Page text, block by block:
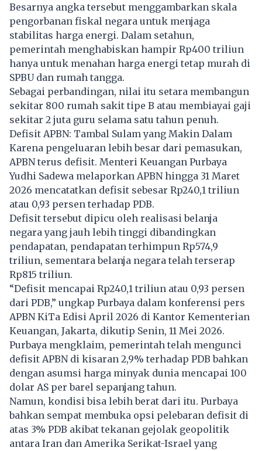
Besarnya angka tersebut menggambarkan skala
pengorbanan fiskal negara untuk menjaga
stabilitas harga energi. Dalam setahun,
pemerintah menghabiskan hampir Rp400 triliun
hanya untuk menahan harga energi tetap murah di
SPBU dan rumah tangga.
Sebagai perbandingan, nilai itu setara membangun
sekitar 800 rumah sakit tipe B atau membiayai gaji
sekitar 2 juta guru selama satu tahun penuh.
Defisit APBN: Tambal Sulam yang Makin Dalam
Karena pengeluaran lebih besar dari pemasukan,
APBN terus defisit. Menteri Keuangan Purbaya
Yudhi Sadewa melaporkan APBN hingga 31 Maret
2026 mencatatkan defisit sebesar Rp240,1 triliun
atau 0,93 persen terhadap PDB.
Defisit tersebut dipicu oleh realisasi belanja
negara yang jauh lebih tinggi dibandingkan
pendapatan, pendapatan terhimpun Rp574,9
triliun, sementara belanja negara telah terserap
Rp815 triliun.
“Defisit mencapai Rp240,1 triliun atau 0,93 persen
dari PDB,” ungkap Purbaya dalam konferensi pers
APBN KiTa Edisi April 2026 di Kantor Kementerian
Keuangan, Jakarta, dikutip Senin, 11 Mei 2026.
Purbaya mengklaim, pemerintah telah mengunci
defisit APBN di kisaran 2,9% terhadap PDB bahkan
dengan asumsi harga minyak dunia mencapai 100
dolar AS per barel sepanjang tahun.
Namun, kondisi bisa lebih berat dari itu. Purbaya
bahkan sempat membuka opsi pelebaran defisit di
atas 3% PDB akibat tekanan gejolak geopolitik
antara Iran dan Amerika Serikat-Israel yang